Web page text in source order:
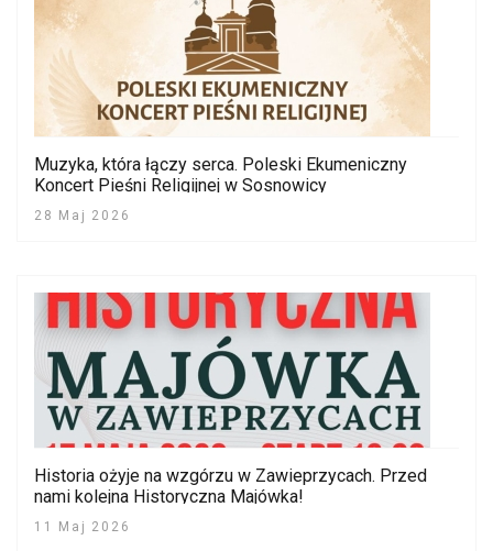
Muzyka, która łączy serca. Poleski Ekumeniczny
Koncert Pieśni Religijnej w Sosnowicy
28 Maj 2026
Historia ożyje na wzgórzu w Zawieprzycach. Przed
nami kolejna Historyczna Majówka!
11 Maj 2026